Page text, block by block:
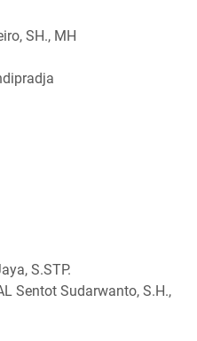
SH., MH
S.STP.
Sentot Sudarwanto, S.H.,